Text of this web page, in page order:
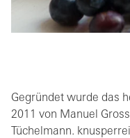
Gegründet wurde das
2011 von Manuel
Tüchelmann.